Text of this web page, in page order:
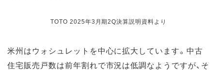
TOTO 2025年3月期2Q決算説明資料より
米州はウォシュレットを中心に拡大しています。中古
住宅販売戸数は前年割れで市況は低調なようですが、そ